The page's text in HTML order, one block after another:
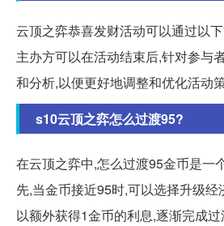
云顶之弈恭喜发财活动可以通过以
主办方可以在活动结束后,针对参与
和分析,以便更好地调整和优化活动
s10云顶之弈怎么过渡95?
在云顶之弈中,怎么过渡95金币是一
先,当金币接近95时,可以选择升级
以额外获得1金币的利息,逐渐完成过